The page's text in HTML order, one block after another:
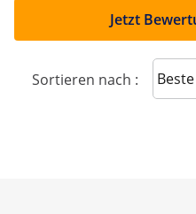
Jetzt
Sortieren nach :